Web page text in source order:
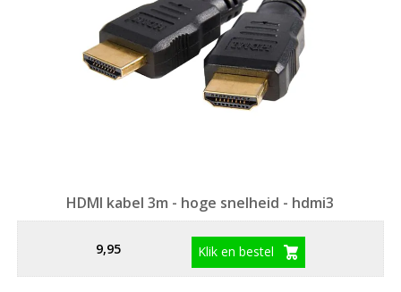
HDMI kabel 3m - hoge snelheid - hdmi3
9,95 Klik en bestel